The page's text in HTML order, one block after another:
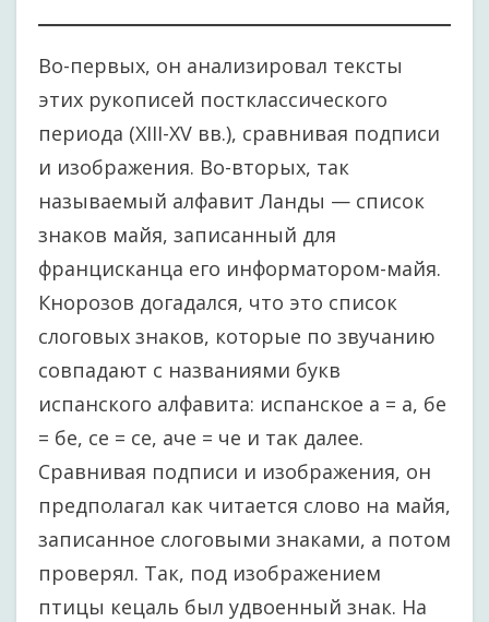
Во-первых, он анализировал тексты
этих рукописей постклассического
периода (XIII-XV вв.), сравнивая подписи
и изображения. Во-вторых, так
называемый алфавит Ланды — список
знаков майя, записанный для
францисканца его информатором-майя.
Кнорозов догадался, что это список
слоговых знаков, которые по звучанию
совпадают с названиями букв
испанского алфавита: испанское а = а, бе
= бе, се = се, аче = че и так далее.
Сравнивая подписи и изображения, он
предполагал как читается слово на майя,
записанное слоговыми знаками, а потом
проверял. Так, под изображением
птицы кецаль был удвоенный знак. На